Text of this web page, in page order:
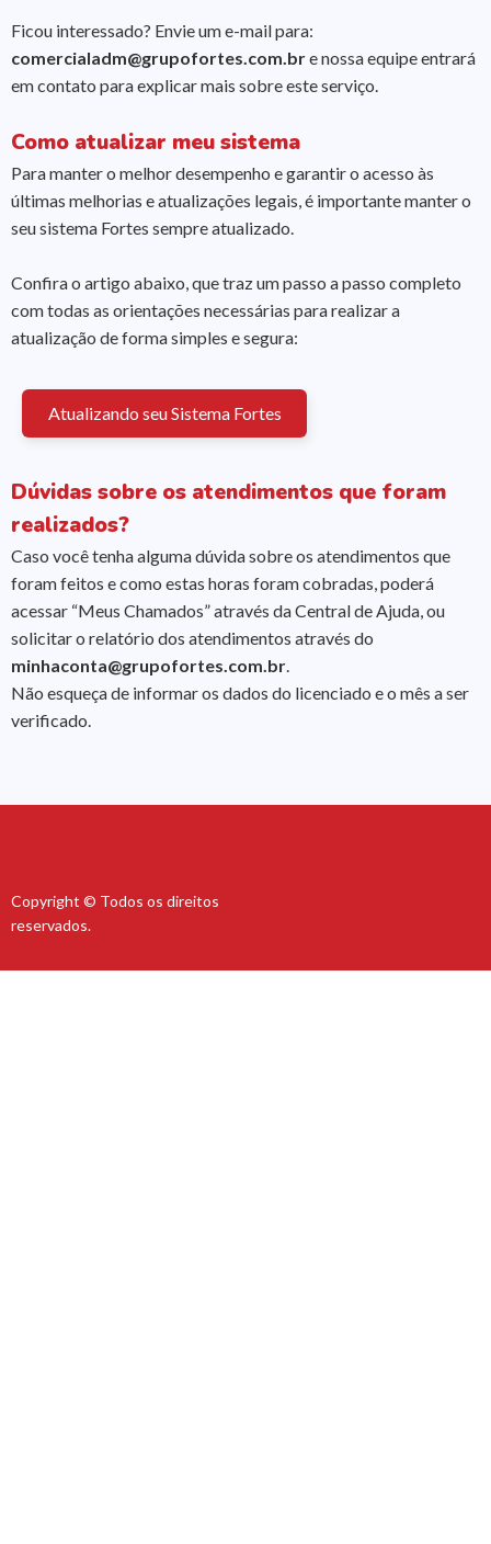
Ficou interessado? Envie um e-mail para:
comercialadm@grupofortes.com.bre nossa equipe entrará
em contato para explicar mais sobre este serviço.
Como atualizar meu sistema
Para manter o melhor desempenho e garantir o acesso às
últimas melhorias e atualizações legais, é importante manter o
seu sistema Fortes sempre atualizado.
Confira o artigo abaixo, que traz um passo a passo completo
com todas as orientações necessárias para realizar a
atualização de forma simples e segura:
Atualizando seu Sistema Fortes
Dúvidas sobre os atendimentos que foram
realizados?
Caso você tenha alguma dúvida sobre os atendimentos que
foram feitos e como estas horas foram cobradas, poderá
acessar “Meus Chamados” através da Central de Ajuda, ou
solicitar o relatório dos atendimentos através do
minhaconta@grupofortes.com.br.
Não esqueça de informar os dados do licenciado e o mês a ser
verificado.
Copyright © Todos os direitos
reservados.